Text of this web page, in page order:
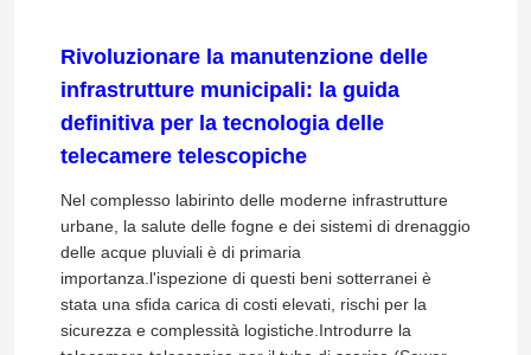
Rivoluzionare la manutenzione delle
infrastrutture municipali: la guida
definitiva per la tecnologia delle
telecamere telescopiche
Nel complesso labirinto delle moderne infrastrutture
urbane, la salute delle fogne e dei sistemi di drenaggio
delle acque pluviali è di primaria
importanza.l'ispezione di questi beni sotterranei è
stata una sfida carica di costi elevati, rischi per la
sicurezza e complessità logistiche.Introdurre la